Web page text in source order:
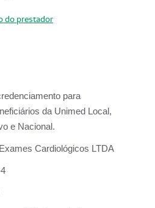
do prestador
para
da Unimed Local,
e Nacional.
Cardiológicos LTDA